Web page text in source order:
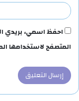
احفظ اسمي، بريدي
المتصفح لاستخدامها